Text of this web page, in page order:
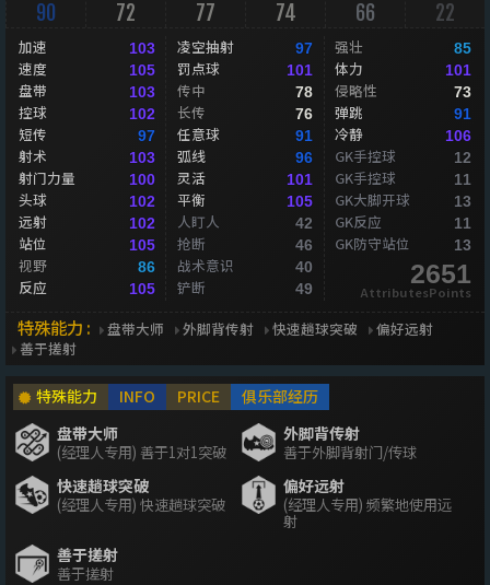
90 72 77 74 66 22
加速 103
速度 105
盘带 103
控球 102
短传 97
射术 103
射门力量 100
头球 102
远射 102
站位 105
视野 86
反应 105
凌空抽射 97
罚点球 101
传中 78
长传 76
任意球 91
弧线 96
灵活 101
平衡 105
人盯人 42
抢断 46
战术意识 40
铲断 49
强壮 85
体力 101
侵略性 73
弹跳 91
冷静 106
GK手控球 12
GK手控球 11
GK大脚开球 13
GK反应 11
GK防守站位 13
2651
AttributesPoints
特殊能力 : 盘带大师 外脚背传射 快速趟球突破
偏好远射
善于搓射
特殊能力 INFO PRICE
俱乐部经历
盘带大师
(经理人专用) 善于1对1突破
外脚背传射
善于外脚背射门/传球
快速趟球突破
(经理人专用) 快速趟球突破
偏好远射
(经理人专用) 频繁地使用远
射
善于搓射
善于搓射